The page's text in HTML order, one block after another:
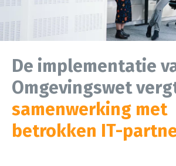
De implementatie
Omgevingswet
samenwerking met
betrokken IT-